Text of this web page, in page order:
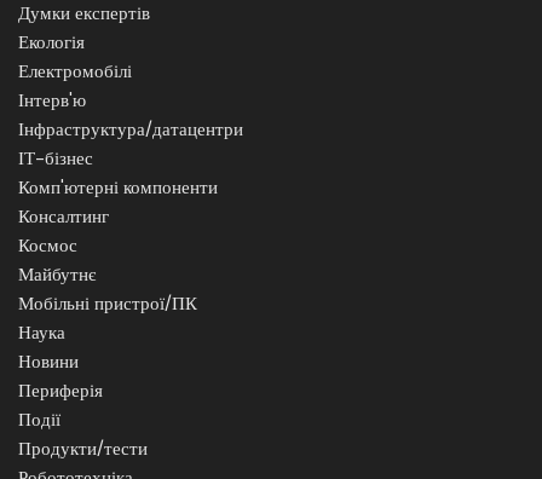
Думки експертів
Екологія
Електромобілі
Інтерв'ю
Інфраструктура/датацентри
ІТ-бізнес
Комп'ютерні компоненти
Консалтинг
Космос
Майбутнє
Мобільні пристрої/ПК
Наука
Новини
Периферія
Події
Продукти/тести